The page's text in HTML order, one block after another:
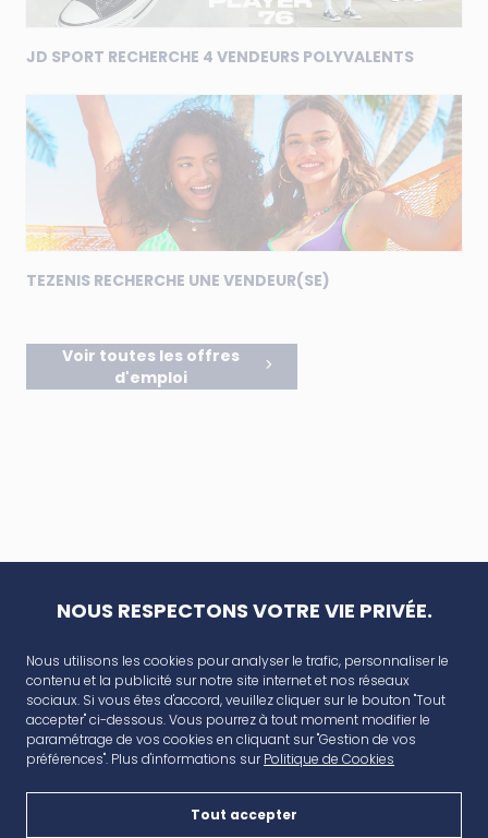
JD SPORT RECHERCHE 4 VENDEURS POLYVALENTS
TEZENIS RECHERCHE UNE VENDEUR(SE)
Voir toutes les offres
d'emploi
AVANT CAP
NOUS RESPECTONS VOTRE VIE PRIVÉE.
Nous utilisons les cookies pour analyser le trafic, personnaliser le
contenu et la publicité sur notre site internet et nos réseaux
sociaux. Si vous êtes d'accord, veuillez cliquer sur le bouton "Tout
accepter" ci-dessous. Vous pourrez à tout moment modifier le
paramétrage de vos cookies en cliquant sur "Gestion de vos
préférences". Plus d'informations surPolitique de Cookies
Tout accepter